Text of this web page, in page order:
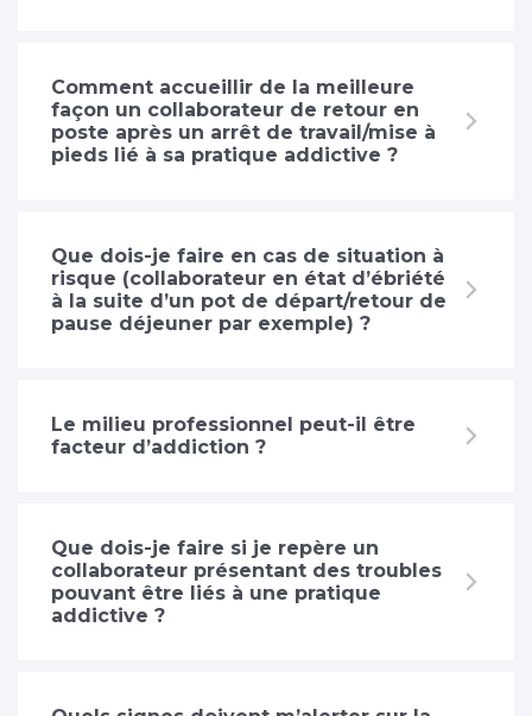
Comment accueillir de la meilleure
façon un collaborateur de retour en
poste après un arrêt de travail/mise à
pieds lié à sa pratique addictive ?
Que dois-je faire en cas de situation à
risque (collaborateur en état d’ébriété
à la suite d’un pot de départ/retour de
pause déjeuner par exemple) ?
Le milieu professionnel peut-il être
facteur d’addiction ?
Que dois-je faire si je repère un
collaborateur présentant des troubles
pouvant être liés à une pratique
addictive ?